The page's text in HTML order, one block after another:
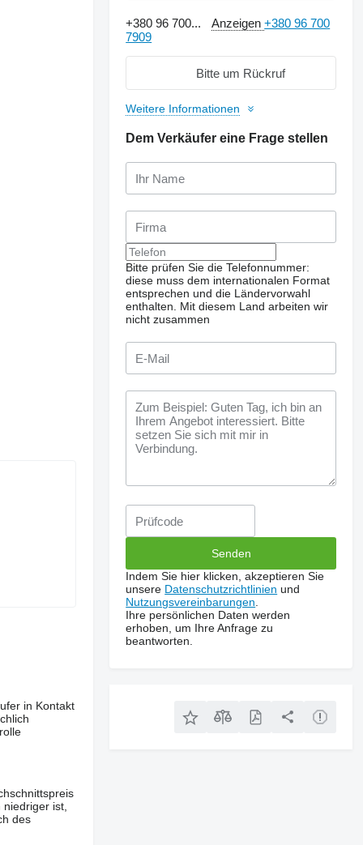
in Kontakt
ist,
des
+380 96 700... Anzeigen+380 96 700
7909
Bitte um Rückruf
Weitere Informationen
Dem Verkäufer eine Frage stellen
Bitte prüfen Sie die Telefonnummer:
diese muss dem internationalen Format
entsprechen und die Ländervorwahl
enthalten.
Mit diesem Land arbeiten wir
nicht zusammen
Indem Sie hier klicken, akzeptieren Sie
unsere Datenschutzrichtlinien und
Nutzungsvereinbarungen
Ihre persönlichen Daten werden
erhoben, um Ihre Anfrage zu
beantworten.